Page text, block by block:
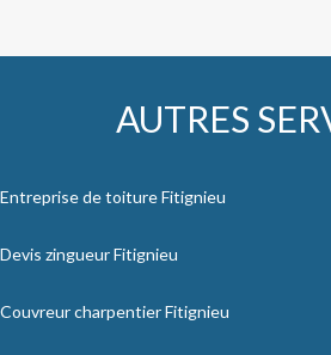
AUTRES
Entreprise de toiture Fitignieu
Devis zingueur Fitignieu
Couvreur charpentier Fitignieu